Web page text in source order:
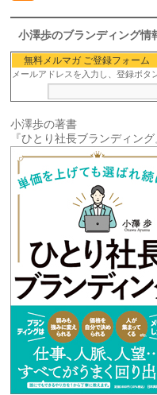
小澤歩のブランディング情
無料メルマガ ご登録フォーム
メールアドレスを入力し、登録ボタ
小澤歩の著書
『ひとり社長ブランディング